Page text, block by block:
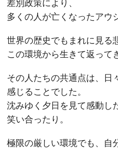
差別政策により、
多くの人が亡くなったアウ
世界の歴史でもまれに見る
この環境から生きて返って
その人たちの共通点は、日
感じることでした。
沈みゆく夕日を見て感動し
笑い合ったり。
極限の厳しい環境でも、自